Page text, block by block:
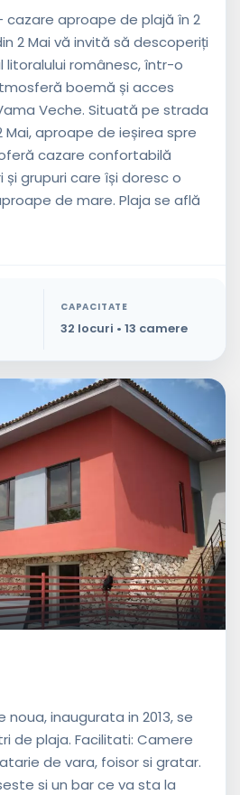
aproape de plajă în 2
2 Mai vă invită să descoperiți
românesc, într-o
boemă și acces
Veche. Situată pe strada
Mai, aproape de ieșirea spre
cazare confortabilă
și grupuri care își doresc o
de mare. Plaja se află
CAPACITATE
32 locuri • 13 camere
inaugurata in 2013, se
de plaja. Facilitati: Camere
de vara, foisor si gratar.
si un bar ce va sta la